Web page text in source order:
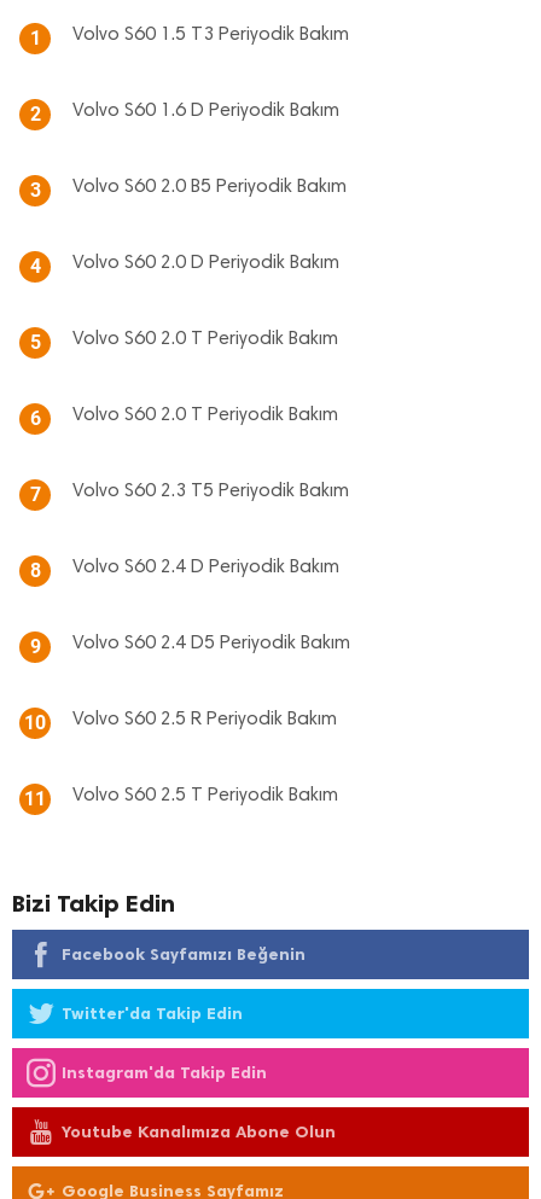
1 Volvo S60 1.5 T3 Periyodik Bakım
2 Volvo S60 1.6 D Periyodik Bakım
3 Volvo S60 2.0 B5 Periyodik Bakım
4 Volvo S60 2.0 D Periyodik Bakım
5 Volvo S60 2.0 T Periyodik Bakım
6 Volvo S60 2.0 T Periyodik Bakım
7 Volvo S60 2.3 T5 Periyodik Bakım
8 Volvo S60 2.4 D Periyodik Bakım
9 Volvo S60 2.4 D5 Periyodik Bakım
10 Volvo S60 2.5 R Periyodik Bakım
11 Volvo S60 2.5 T Periyodik Bakım
Bizi Takip Edin
Facebook Sayfamızı Beğenin
Twitter'da Takip Edin
Instagram'da Takip Edin
Youtube Kanalımıza Abone Olun
Google Business Sayfamız